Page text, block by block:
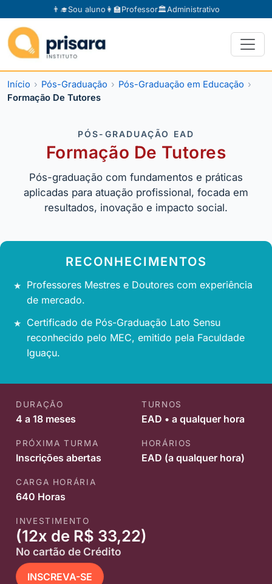
👨‍🎓Sou aluno 👩‍🏫Professor🏛️Administrativo
Início Pós-Graduação
Pós-Graduação em Educação
Formação De Tutores
PÓS-GRADUAÇÃO EAD
Formação De Tutores
Pós-graduação com fundamentos e práticas
aplicadas para atuação profissional, focada em
resultados, inovação e impacto social.
RECONHECIMENTOS
Professores Mestres e Doutores com experiência
de mercado.
Certificado de Pós-Graduação Lato Sensu
reconhecido pelo MEC, emitido pela Faculdade
Iguaçu.
DURAÇÃO
4 a 18 meses
TURNOS
EAD • a qualquer hora
PRÓXIMA TURMA
Inscrições abertas
HORÁRIOS
EAD (a qualquer hora)
CARGA HORÁRIA
640 Horas
INVESTIMENTO
(12x de R$ 33,22)
No cartão de Crédito
INSCREVA-SE